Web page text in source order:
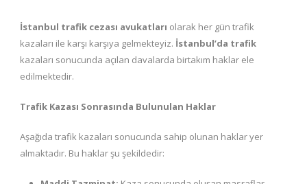
İstanbul trafik cezası avukatları olarak her gün trafik
kazaları ile karşı karşıya gelmekteyiz. İstanbul’da trafik
kazaları sonucunda açılan davalarda birtakım haklar ele
edilmektedir.
Trafik Kazası Sonrasında Bulunulan Haklar
Aşağıda trafik kazaları sonucunda sahip olunan haklar yer
almaktadır. Bu haklar şu şekildedir: